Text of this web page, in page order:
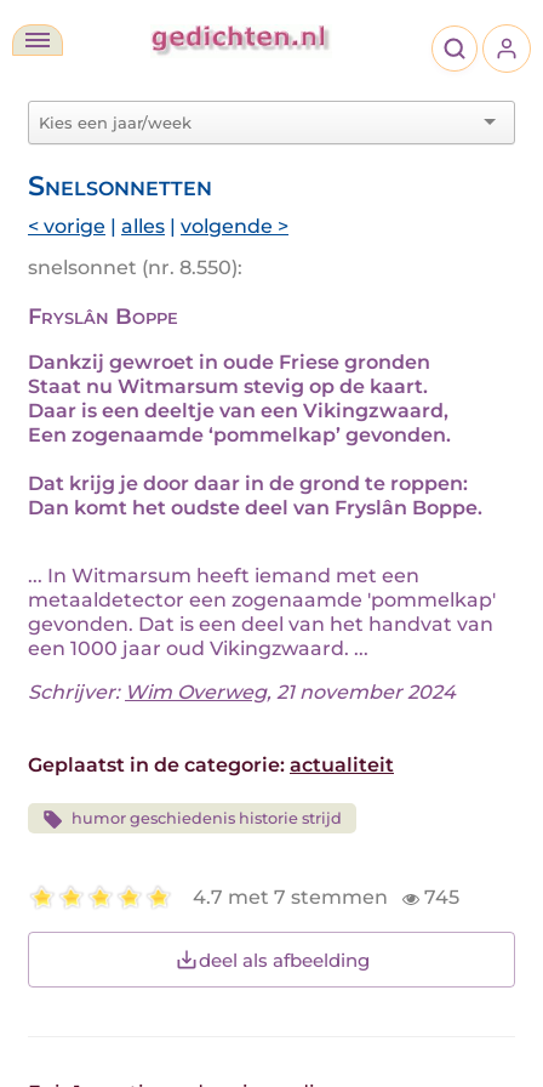
Snelsonnetten
< vorige | alles | volgende >
snelsonnet (nr. 8.550):
Fryslân Boppe
Dankzij gewroet in oude Friese gronden
Staat nu Witmarsum stevig op de kaart.
Daar is een deeltje van een Vikingzwaard,
Een zogenaamde ‘pommelkap’ gevonden.
Dat krijg je door daar in de grond te roppen:
Dan komt het oudste deel van Fryslân Boppe.
... In Witmarsum heeft iemand met een
metaaldetector een zogenaamde 'pommelkap'
gevonden. Dat is een deel van het handvat van
een 1000 jaar oud Vikingzwaard. ...
Schrijver: Wim Overweg, 21 november 2024
Geplaatst in de categorie: actualiteit
humor geschiedenis historie strijd
4.7 met 7 stemmen 745
deel als afbeelding